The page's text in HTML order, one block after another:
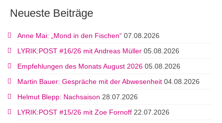
Neueste Beiträge
Anne Mai: „Mond in den Fischen“ 07.08.2026
LYRIK:POST #16/26 mit Andreas Müller 05.08.2026
Empfehlungen des Monats August 2026 05.08.2026
Martin Bauer: Gespräche mit der Abwesenheit 04.08.2026
Helmut Blepp: Nachsaison 28.07.2026
LYRIK:POST #15/26 mit Zoe Fornoff 22.07.2026